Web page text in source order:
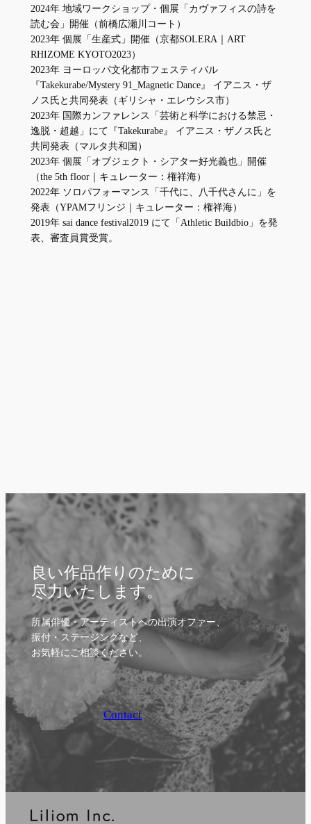
2024年 地域ワークショップ・個展「カヴァフィスの詩を
読む会」開催（前橋広瀬川コート）
2023年 個展「⽣産式」開催（京都SOLERA｜ART
RHIZOME KYOTO2023）
2023年 ヨーロッパ⽂化都市フェスティバル
『Takekurabe/Mystery 91_Magnetic Dance』 イアニス・ザ
ノス⽒と共同発表（ギリシャ・エレウシス市）
2023年 国際カンファレンス「芸術と科学における禁忌・
逸脱・超越」にて『Takekurabe』 イアニス・ザノス⽒と
共同発表（マルタ共和国）
2023年 個展「オブジェクト・シアター好光義也」開催
（the 5th floor｜キュレーター：権祥海）
2022年 ソロパフォーマンス「千代に、⼋千代さんに」を
発表（YPAMフリンジ｜キュレーター：権祥海）
2019年 sai dance festival2019 にて「Athletic Buildbio」を発
表、審査員賞受賞。
良い作品作りのために
尽力いたします。
所属俳優・アーティストへの出演オファー、
振付・ステージングなど、
お気軽にご相談ください。
Contact